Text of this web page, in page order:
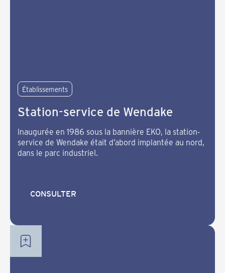
Établissements
Station-service de Wendake
Inaugurée en 1986 sous la bannière EKO, la station-
service de Wendake était d’abord implantée au nord,
dans le parc industriel.
CONSULTER
CONSULTER